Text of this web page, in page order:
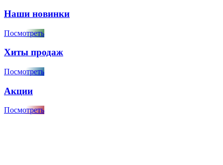
Наши новинки
Посмотреть
Хиты продаж
Посмотреть
Акции
Посмотреть